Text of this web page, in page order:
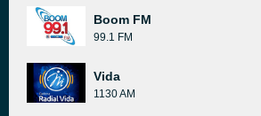
Boom FM
99.1 FM
Vida
1130 AM